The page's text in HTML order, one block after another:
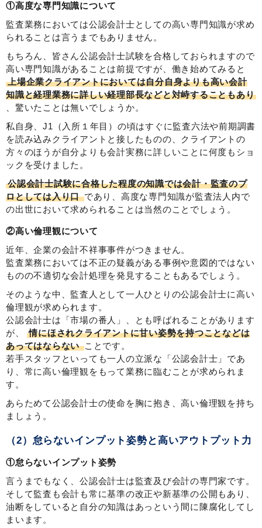
①高度な専門知識について
監査業務においては公認会計士としての高い専門知識が求め
られることは言うまでもありません。
もちろん、皆さん公認会計士試験を合格しておられますので
高い専門知識があることは前提ですが、働き始めてみると
上場企業クライアントにおいては自分自身よりも高い会計
知識と経理業務に詳しい経理部長などと対峙することもあり
、驚いたことは無いでしょうか。
私自身、J1（入所１年目）の頃はすぐに監査六法や前期調書
を読み込みクライアントと接したものの、クライアントの
方々のほうが自分よりも会計実務に詳しいことに何度もショ
ックを受けました。
公認会計士試験に合格した程度の知識では会計・監査のプ
ロとしては入り口であり、高度な専門知識が監査法人内で
の出世において求められることは当然のことでしょう。
②高い倫理観について
近年、企業の会計不祥事事件がつきません。
監査業務においては不正の疑義がある事例や意図的ではない
ものの不適切な会計処理を発見することもあるでしょう。
そのような中、監査人として一人ひとりの公認会計士に高い
倫理観が求められます。
公認会計士は「市場の番人」、とも呼ばれることがあります
が、情にほされクライアントに甘い姿勢を持つことなどは
あってはならないことです。
若手スタッフといっても一人の立派な「公認会計士」であ
り、常に高い倫理観をもって業務に臨むことが求められま
す。
あらためて公認会計士の使命を胸に抱き、高い倫理観を持ち
ましょう。
（2）怠らないインプット姿勢と高いアウトプット力
①怠らないインプット姿勢
言うまでもなく、公認会計士は監査及び会計の専門家です。
そして監査も会計も常に基準の改正や新基準の公開もあり、
油断をしていると自分の知識はあっという間に陳腐化してし
まいます。